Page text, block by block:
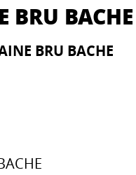
BRU BACHE
BRU BACHE